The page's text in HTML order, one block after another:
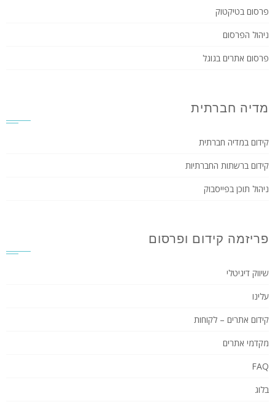
פרסום בטיקטוק
ניהול הפרסום
פרסום אתרים בגוגל
מדיה חברתית
קידום במדיה חברתית
קידום ברשתות החברתיות
ניהול תוכן בפייסבוק
פריזמה קידום ופרסום
שיווק דיגיטלי
עלינו
קידום אתרים – לקוחות
מקדמי אתרים
FAQ
בלוג